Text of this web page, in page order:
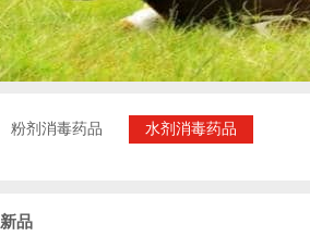
粉剂消毒药品 水剂消毒药品
新品